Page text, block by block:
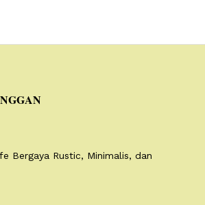
Bergaya Rustic, Minimalis, dan